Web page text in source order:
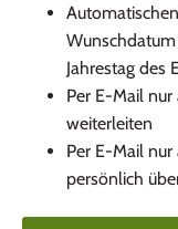
Jahrestag des
Per E-Mail
weiterleiten
Per E-Mail
persönlich